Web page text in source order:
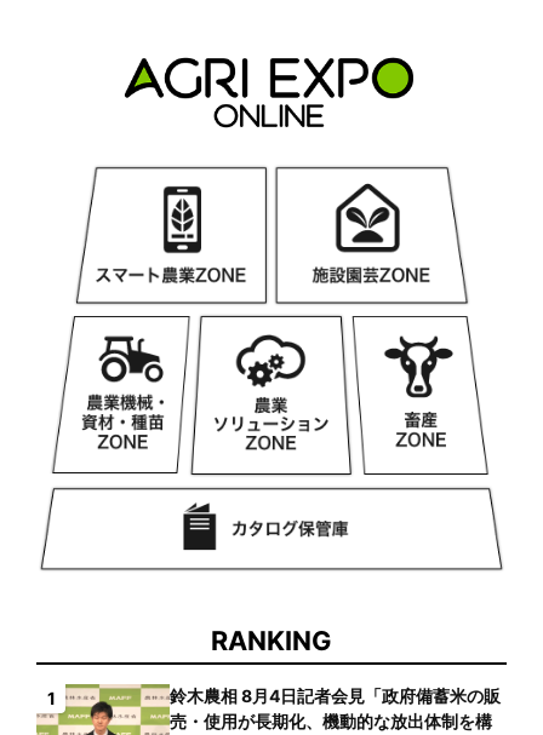
RANKING
1
鈴木農相 8月4日記者会見「政府備蓄米の販
売・使用が長期化、機動的な放出体制を構